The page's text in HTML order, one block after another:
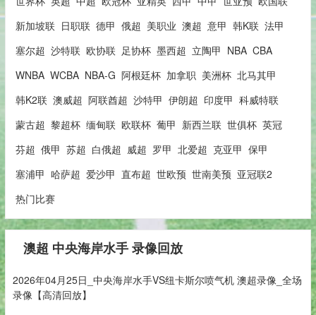
新加坡联 日职联 德甲 俄超 美职业 澳超 意甲 韩K联 法甲
塞尔超 沙特联 欧协联 足协杯 墨西超 立陶甲 NBA CBA
WNBA WCBA NBA-G 阿根廷杯 加拿职 美洲杯 北马其甲
韩K2联 澳威超 阿联酋超 沙特甲 伊朗超 印度甲 科威特联
蒙古超 黎超杯 缅甸联 欧联杯 葡甲 新西兰联 世俱杯 英冠
芬超 俄甲 苏超 白俄超 威超 罗甲 北爱超 克亚甲 保甲
塞浦甲 哈萨超 爱沙甲 直布超 世欧预 世南美预 亚冠联2
热门比赛
澳超 中央海岸水手 录像回放
2026年04月25日_中央海岸水手VS纽卡斯尔喷气机 澳超录像_全场
录像【高清回放】